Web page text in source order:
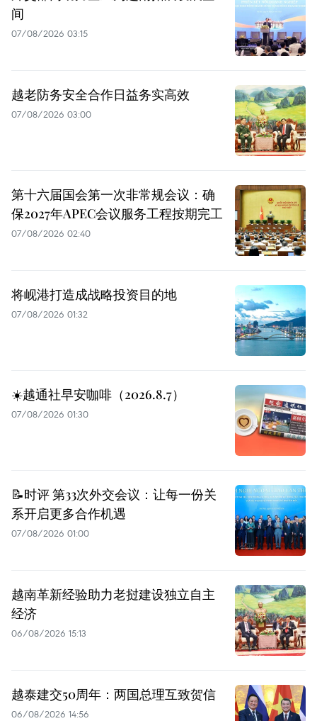
间
07/08/2026 03:15
越老防务安全合作日益务实高效
07/08/2026 03:00
第十六届国会第一次非常规会议：确
保2027年APEC会议服务工程按期完工
07/08/2026 02:40
将岘港打造成战略投资目的地
07/08/2026 01:32
☀️越通社早安咖啡（2026.8.7）
07/08/2026 01:30
📝时评 第33次外交会议：让每一份关
系开启更多合作机遇
07/08/2026 01:00
越南革新经验助力老挝建设独立自主
经济
06/08/2026 15:13
越泰建交50周年：两国总理互致贺信
06/08/2026 14:56